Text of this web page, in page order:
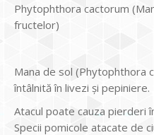
Phytophthora cactorum
fructelor)
Mana de sol (Phytophthora
întâlnită în livezi și pepiniere.
Atacul poate cauza pierderi
Specii pomicole atacate de